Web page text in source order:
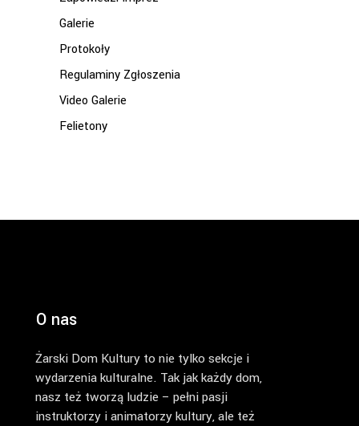
Galerie
Protokoły
Regulaminy Zgłoszenia
Video Galerie
Felietony
O nas
Żarski Dom Kultury to nie tylko sekcje i
wydarzenia kulturalne. Tak jak każdy dom,
nasz też tworzą ludzie – pełni pasji
instruktorzy i animatorzy kultury, ale też